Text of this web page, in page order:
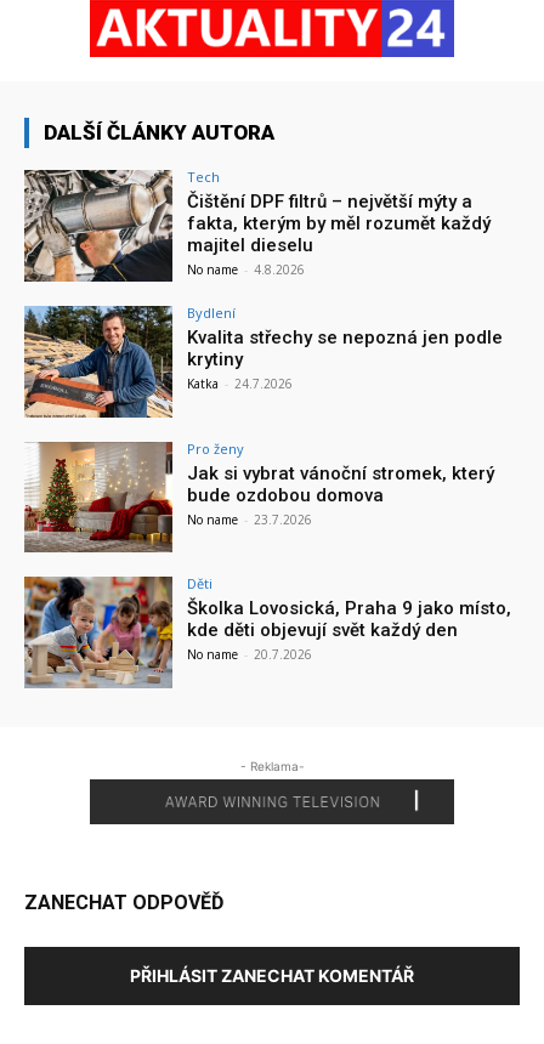
DALŠÍ ČLÁNKY AUTORA
Tech
Čištění DPF filtrů – největší mýty a
fakta, kterým by měl rozumět každý
majitel dieselu
No name - 4.8.2026
Bydlení
Kvalita střechy se nepozná jen podle
krytiny
Katka - 24.7.2026
Pro ženy
Jak si vybrat vánoční stromek, který
bude ozdobou domova
No name - 23.7.2026
Děti
Školka Lovosická, Praha 9 jako místo,
kde děti objevují svět každý den
No name - 20.7.2026
- Reklama-
ZANECHAT ODPOVĚĎ
PŘIHLÁSIT ZANECHAT KOMENTÁŘ